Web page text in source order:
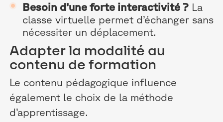
Besoin d’une forte interactivité ?La
classe virtuelle permet d’échanger sans
nécessiter un déplacement.
Adapter la modalité au
contenu de formation
Le contenu pédagogique influence
également le choix de la méthode
d’apprentissage.